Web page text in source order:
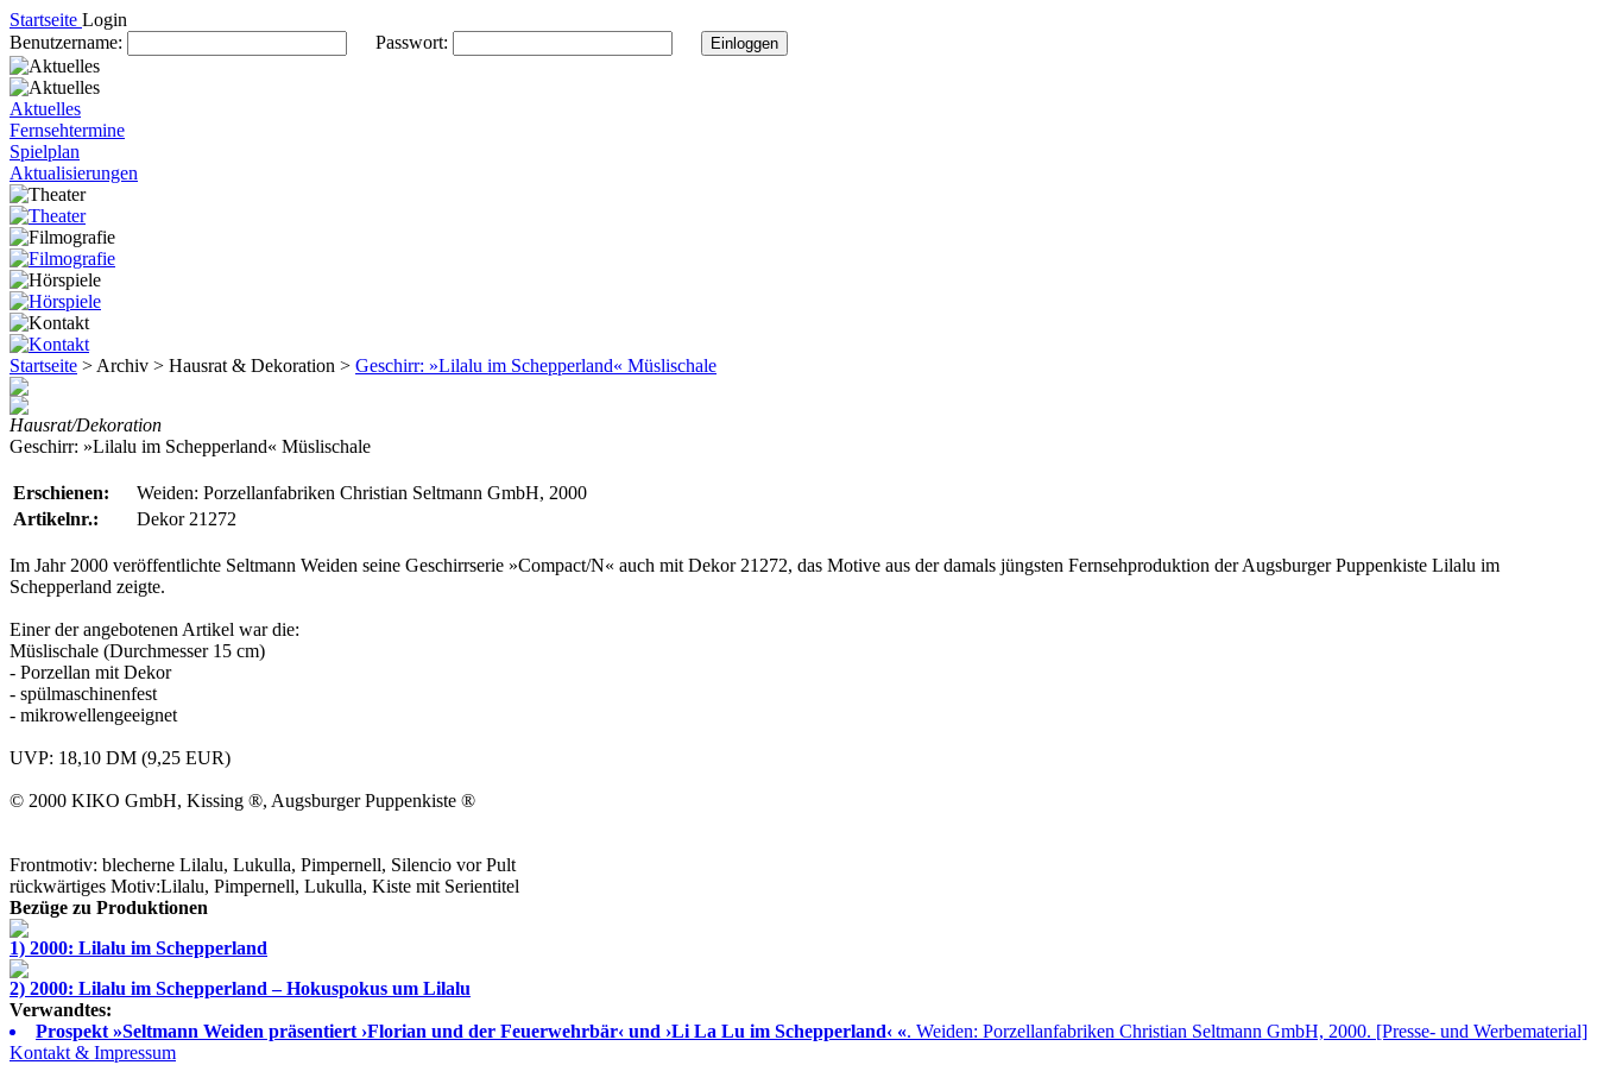
Startseite Login
Benutzername:
Passwort:
Aktuelles
Fernsehtermine
Spielplan
Aktualisierungen
Startseite > Archiv > Hausrat & Dekoration > Geschirr: »Lilalu im Schepperland« Müslischale
Hausrat/Dekoration
Geschirr: »Lilalu im Schepperland« Müslischale
Erschienen:
Weiden: Porzellanfabriken Christian Seltmann GmbH, 2000
Artikelnr.:
Dekor 21272
Im Jahr 2000 veröffentlichte Seltmann Weiden seine Geschirrserie »Compact/N« auch mit Dekor 21272, das Motive aus der damals jüngsten Fernsehproduktion derAugsburger Puppenkiste Lilalu im
Schepperland zeigte.
Einer der angebotenen Artikel war die:
Müslischale (Durchmesser 15 cm)
- Porzellan mit Dekor
- spülmaschinenfest
- mikrowellengeeignet
UVP: 18,10 DM (9,25 EUR)
© 2000 KIKO GmbH, Kissing ®, Augsburger Puppenkiste ®
Frontmotiv: blecherne Lilalu, Lukulla, Pimpernell, Silencio vor Pult
rückwärtiges Motiv:Lilalu, Pimpernell, Lukulla, Kiste mit Serientitel
Bezüge zu Produktionen
1) 2000: Lilalu im Schepperland
2) 2000: Lilalu im Schepperland – Hokuspokus um Lilalu
Verwandtes:
Prospekt »Seltmann Weiden präsentiert ›Florian und der Feuerwehrbär‹ und ›Li La Lu im Schepperland‹ «. Weiden: Porzellanfabriken Christian Seltmann GmbH, 2000. [Presse- und Werbematerial]
Kontakt & Impressum